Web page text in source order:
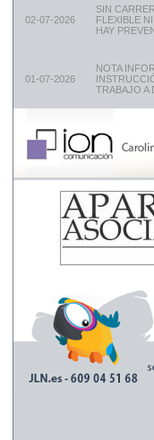
02-07-2026
SIN
FLEXIBLE
HAY
01-07-2026
NOTA
TRABAJO A